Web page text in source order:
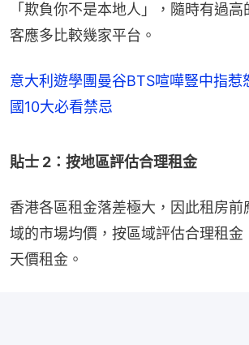
「欺負你不是本地人」，隨時有過
客應多比較幾家平台。
意大利遊學團曼谷BTS喧嘩豎中指惹
國10大必看禁忌
貼士 2：按地區評估合理租金
香港各區租金落差極大，因此租房前
域的市場均價，按區域評估合理租金
天價租金。